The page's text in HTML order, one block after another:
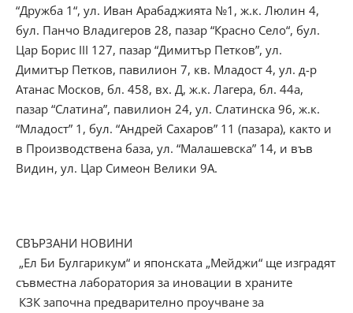
“Дружба 1“, ул. Иван Арабаджията №1, ж.к. Люлин 4,
бул. Панчо Владигеров 28, пазар “Красно Село“, бул.
Цар Борис III 127, пазар “Димитър Петков”, ул.
Димитър Петков, павилион 7, кв. Младост 4, ул. д-р
Атанас Москов, бл. 458, вх. Д, ж.к. Лагера, бл. 44а,
пазар “Слатина”, павилион 24, ул. Слатинска 96, ж.к.
“Младост” 1, бул. “Андрей Сахаров” 11 (пазара), както и
в Производствена база, ул. “Малашевска” 14, и във
Видин, ул. Цар Симеон Велики 9А.
СВЪРЗАНИ НОВИНИ
„Ел Би Булгарикум“ и японската „Мейджи“ ще изградят
съвместна лаборатория за иновации в храните
КЗК започна предварително проучване за